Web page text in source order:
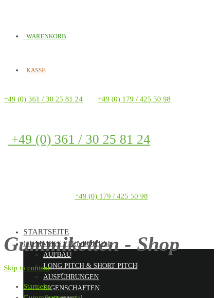
WARENKORB
KASSE
+49 (0) 361 / 30 25 81 24 +49 (0) 179 / 425 50 98
+49 (0) 361 / 30 25 81 24
+49 (0) 179 / 425 50 98
Gummiketten - Shop
STARTSEITE
GUMMIKETTENPORTAL
AUFBAU
LONG PITCH & SHORT PITCH
AUSFÜHRUNGEN
EIGENSCHAFTEN
Skip to content
Startseite